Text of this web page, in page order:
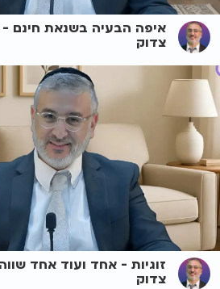
איפה הבעיה בשנאת חינם
צדוק
זוגיות - אחד ועוד אחד
צדוק